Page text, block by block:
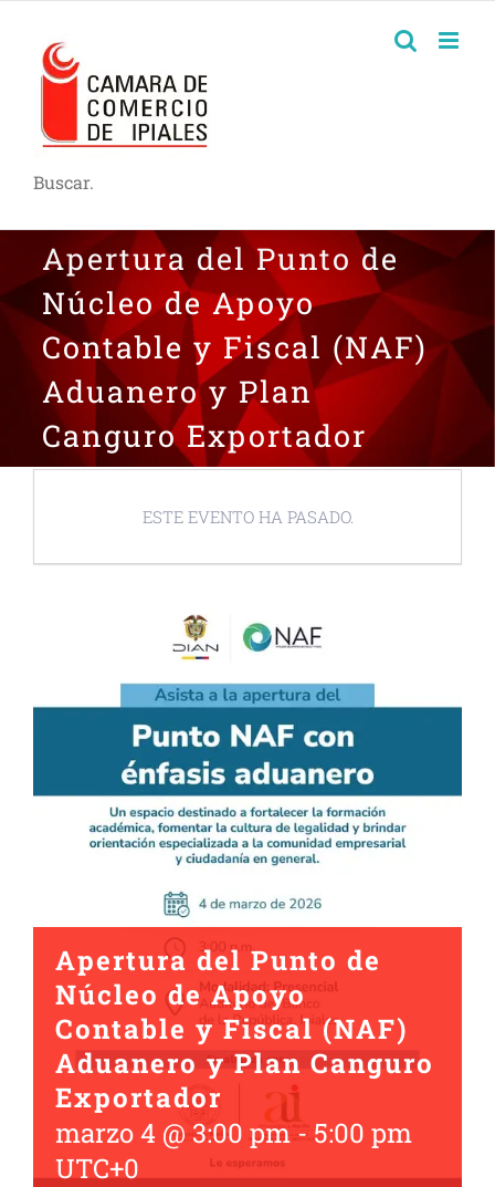
Buscar.
Apertura del Punto de
Núcleo de Apoyo
Contable y Fiscal (NAF)
Aduanero y Plan
Canguro Exportador
ESTE EVENTO HA PASADO.
Apertura del Punto de
Núcleo de Apoyo
Contable y Fiscal (NAF)
Aduanero y Plan Canguro
Exportador
marzo 4 @ 3:00 pm- 5:00 pm
UTC+0